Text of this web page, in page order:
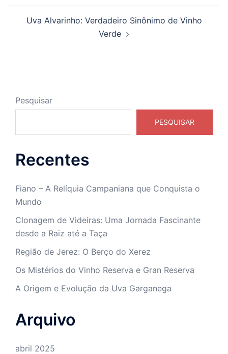
Uva Alvarinho: Verdadeiro Sinônimo de Vinho
Verde
Pesquisar
PESQUISAR
Recentes
Fiano – A Relíquia Campaniana que Conquista o
Mundo
Clonagem de Videiras: Uma Jornada Fascinante
desde a Raiz até a Taça
Região de Jerez: O Berço do Xerez
Os Mistérios do Vinho Reserva e Gran Reserva
A Origem e Evolução da Uva Garganega
Arquivo
abril 2025